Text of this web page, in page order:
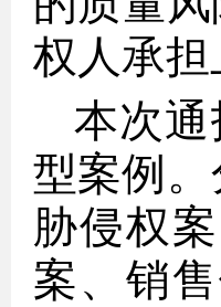
权人承
本次
型案例
胁侵权
案、销